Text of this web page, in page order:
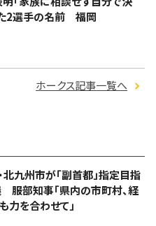
2選手の名前 福岡
ホークス記事一覧へ
北九州市が「副首都」指定目指
服部知事「県内の市町村、経
力を合わせて」